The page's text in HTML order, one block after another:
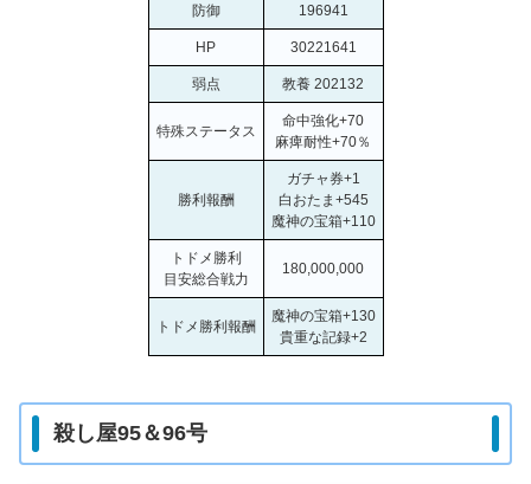
防御 196941
HP 30221641
弱点 教養 202132
特殊ステータス
命中強化+70
麻痺耐性+70％
勝利報酬
ガチャ券+1
白おたま+545
魔神の宝箱+110
トドメ勝利
目安総合戦力
180,000,000
トドメ勝利報酬
魔神の宝箱+130
貴重な記録+2
殺し屋95＆96号